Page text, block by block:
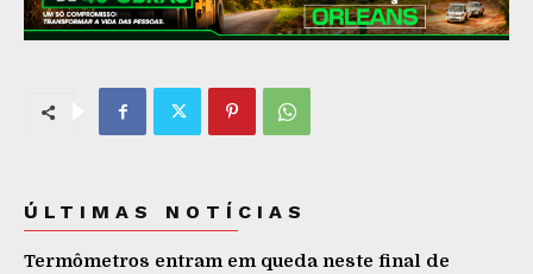
ÚLTIMAS NOTÍCIAS
Termômetros entram em queda neste final de